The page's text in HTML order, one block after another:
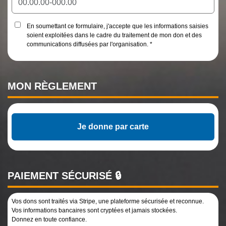
En soumettant ce formulaire, j'accepte que les informations saisies
soient exploitées dans le cadre du traitement de mon don et des
communications diffusées par l'organisation.
MON RÈGLEMENT
Je donne par carte
PAIEMENT SÉCURISÉ 🔒
Vos dons sont traités via Stripe, une plateforme sécurisée et reconnue.
Vos informations bancaires sont cryptées et jamais stockées.
Donnez en toute confiance.